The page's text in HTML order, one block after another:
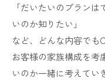
「だいたいのプラン
いのか知りたい」
など、どんな内容でも
お客様の家族構成を考
いのか一緒に考えてい